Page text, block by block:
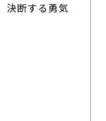
決断する勇気